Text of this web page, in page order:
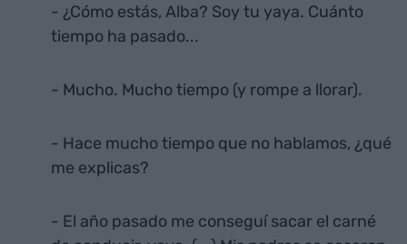
- ¿Cómo estás, Alba? Soy tu yaya. Cuánto
tiempo ha pasado...
- Mucho. Mucho tiempo (y rompe a llorar).
- Hace mucho tiempo que no hablamos, ¿qué
me explicas?
- El año pasado me conseguí sacar el carné